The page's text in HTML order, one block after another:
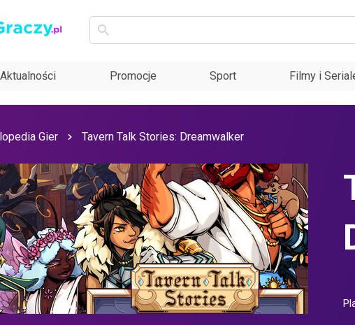
Aktualności Promocje Sport Filmy i
Gier Tavern Talk Stories: Dreamwalker